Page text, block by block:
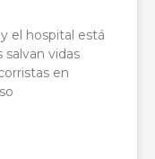
el hospital está
salvan vidas
en